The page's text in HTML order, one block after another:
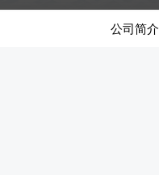
公司简介